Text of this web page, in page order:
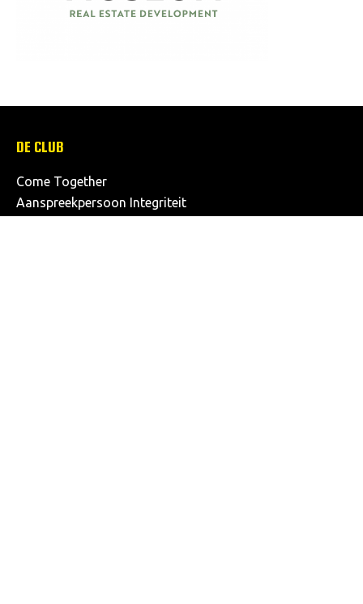
DE CLUB
Come Together
Aanspreekpersoon Integriteit